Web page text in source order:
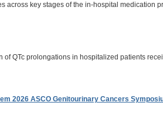
across key stages of the in-hospital medication
of QTc prolongations in hospitalized patients
2026 ASCO Genitourinary Cancers